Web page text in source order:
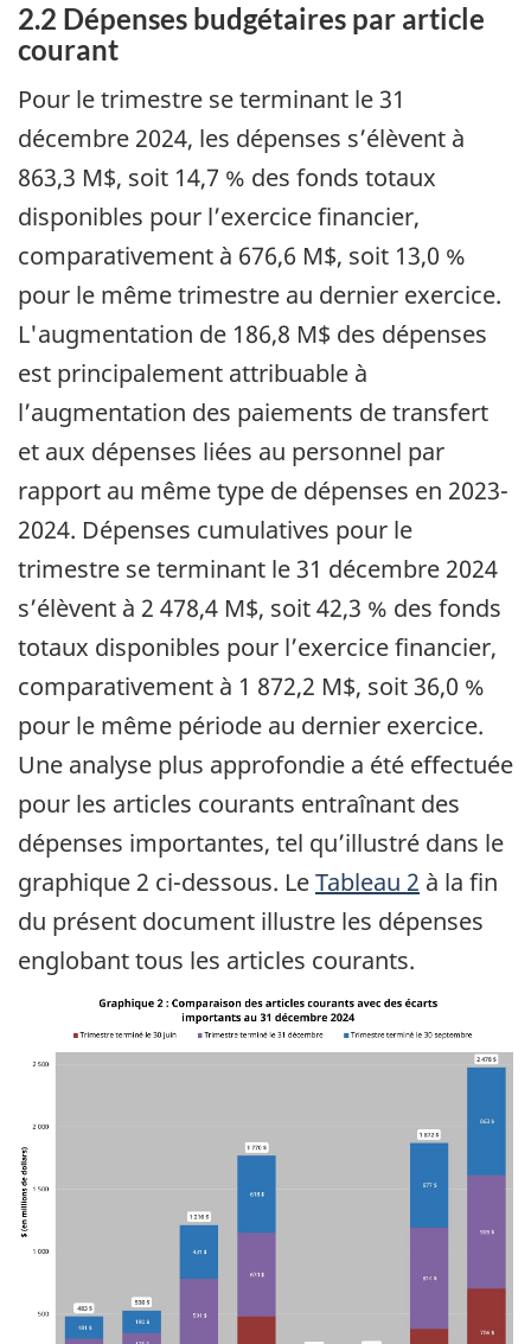
2.2 Dépenses budgétaires par article
courant
Pour le trimestre se terminant le 31
décembre 2024, les dépenses s’élèvent à
863,3 M$, soit 14,7 % des fonds totaux
disponibles pour l’exercice financier,
comparativement à 676,6 M$, soit 13,0 %
pour le même trimestre au dernier exercice.
L'augmentation de 186,8 M$ des dépenses
est principalement attribuable à
l’augmentation des paiements de transfert
et aux dépenses liées au personnel par
rapport au même type de dépenses en 2023-
2024. Dépenses cumulatives pour le
trimestre se terminant le 31 décembre 2024
s’élèvent à 2 478,4 M$, soit 42,3 % des fonds
totaux disponibles pour l’exercice financier,
comparativement à 1 872,2 M$, soit 36,0 %
pour le même période au dernier exercice.
Une analyse plus approfondie a été effectuée
pour les articles courants entraînant des
dépenses importantes, tel qu’illustré dans le
graphique 2 ci-dessous. LeTableau 2 à la fin
du présent document illustre les dépenses
englobant tous les articles courants.